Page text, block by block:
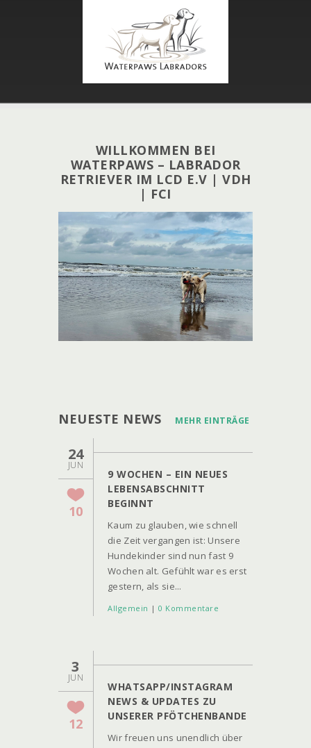
WILLKOMMEN BEI
WATERPAWS – LABRADOR
RETRIEVER IM LCD E.V | VDH
| FCI
NEUESTE NEWS MEHR EINTRÄGE
24
JUN
10
9 WOCHEN – EIN NEUES
LEBENSABSCHNITT
BEGINNT
Kaum zu glauben, wie schnell
die Zeit vergangen ist: Unsere
Hundekinder sind nun fast 9
Wochen alt. Gefühlt war es erst
gestern, als sie...
Allgemein | 0 Kommentare
3
JUN
12
WHATSAPP/INSTAGRAM
NEWS & UPDATES ZU
UNSERER PFÖTCHENBANDE
Wir freuen uns unendlich über